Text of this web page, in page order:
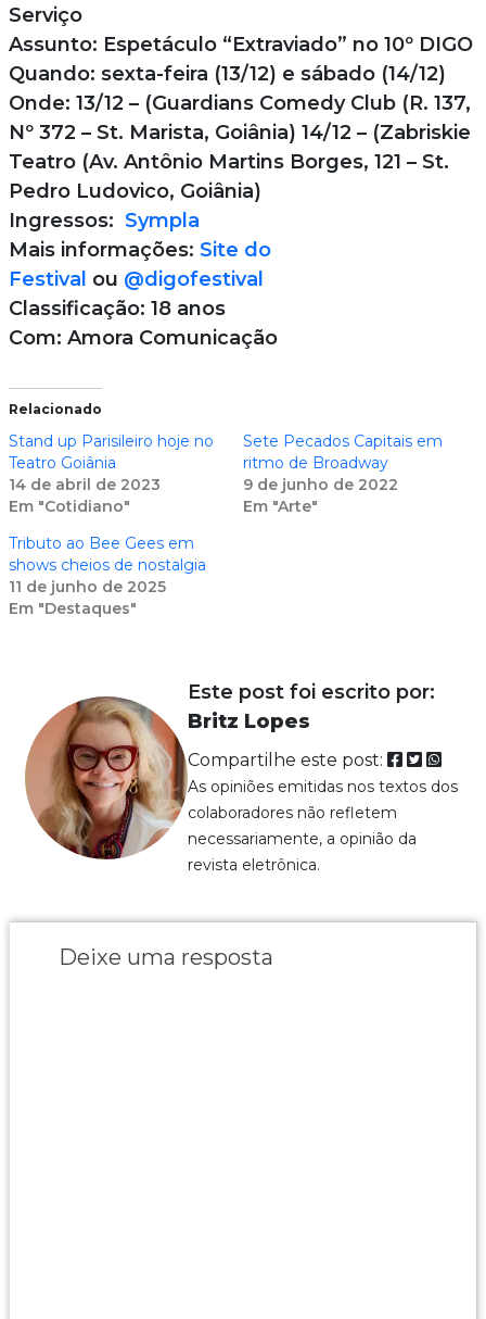
Serviço
Assunto: Espetáculo “Extraviado” no 10º DIGO
Quando: sexta-feira (13/12) e sábado (14/12)
Onde: 13/12 – (Guardians Comedy Club (R. 137,
Nº 372 – St. Marista, Goiânia) 14/12 – (Zabriskie
Teatro (Av. Antônio Martins Borges, 121 – St.
Pedro Ludovico, Goiânia)
Ingressos: Sympla
Mais informações: Site do
Festival ou @digofestival
Classificação: 18 anos
Com: Amora Comunicação
Relacionado
Stand up Parisileiro hoje no
Teatro Goiânia
14 de abril de 2023
Em "Cotidiano"
Sete Pecados Capitais em
ritmo de Broadway
9 de junho de 2022
Em "Arte"
Tributo ao Bee Gees em
shows cheios de nostalgia
11 de junho de 2025
Em "Destaques"
Este post foi escrito por:
Britz Lopes
Compartilhe este post:
As opiniões emitidas nos textos dos
colaboradores não refletem
necessariamente, a opinião da
revista eletrônica.
Deixe uma resposta